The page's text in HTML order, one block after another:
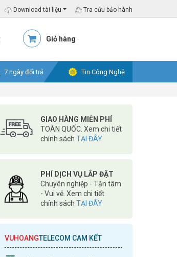
Download tài liệu Tra cứu bảo hành
Giỏ hàng
7 ngày đổi trả Tin Công Nghệ
GIAO HÀNG MIỄN PHÍ
TOÀN QUỐC. Xem chi tiết
chính sách TẠI ĐÂY
PHÍ DỊCH VỤ LẮP ĐẶT
Chuyên nghiệp - Tận tâm
- Vui vẻ. Xem chi tiết
chính sách TẠI ĐÂY
VUHOANGTELECOM CAM KẾT